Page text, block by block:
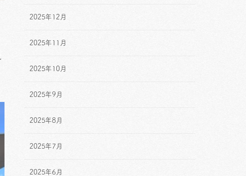
2025年12月
2025年11月
2025年10月
2025年9月
2025年8月
2025年7月
2025年6月